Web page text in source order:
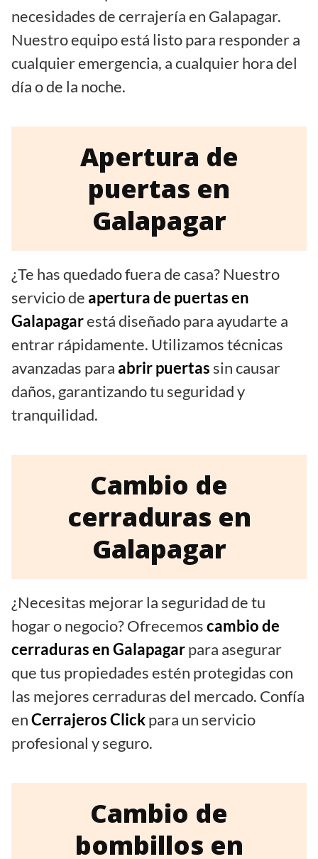
necesidades de cerrajería en Galapagar.
Nuestro equipo está listo para responder a
cualquier emergencia, a cualquier hora del
día o de la noche.
Apertura de
puertas en
Galapagar
¿Te has quedado fuera de casa? Nuestro
servicio de apertura de puertas en
Galapagarestá diseñado para ayudarte a
entrar rápidamente. Utilizamos técnicas
avanzadas para abrir puertassin causar
daños, garantizando tu seguridad y
tranquilidad.
Cambio de
cerraduras en
Galapagar
¿Necesitas mejorar la seguridad de tu
hogar o negocio? Ofrecemoscambio de
cerraduras en Galapagarpara asegurar
que tus propiedades estén protegidas con
las mejores cerraduras del mercado. Confía
enCerrajeros Clickpara un servicio
profesional y seguro.
Cambio de
bombillos en